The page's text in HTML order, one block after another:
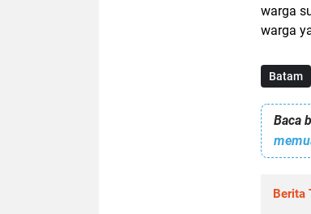
warga
warga
Batam
Baca
Berita